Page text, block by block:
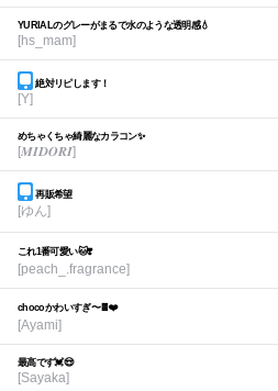
YURIALのグレーがまるで水のような透明感💧
[hs_mam]
絶対リピします！
[Y]
めちゃくちゃ綺麗なカラコン✨
[𝑴𝑰𝑫𝑶𝑹𝑰]
再販希望
[ゆん]
これ1番可愛い🐱❣️
[peach_.fragrance]
chocoかわいすぎ〜🍫❤️
[Ayami]
最高です💓😍
[Sayaka]